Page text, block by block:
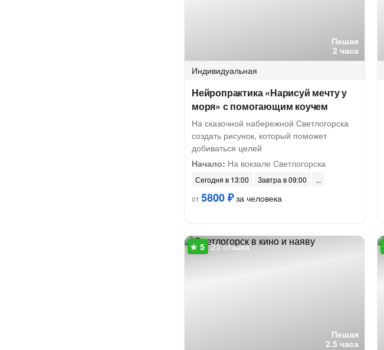
Пешая
2 часа
Индивидуальная
Нейропрактика «Нарисуй мечту у
моря» с помогающим коучем
На сказочной набережной Светлогорска
создать рисунок, который поможет
добиваться целей
Начало: На вокзале Светлогорска
Сегодня в 13:00
Завтра в 09:00
от5800 ₽за человека
Пешая
2.5 часа
23 отзыва